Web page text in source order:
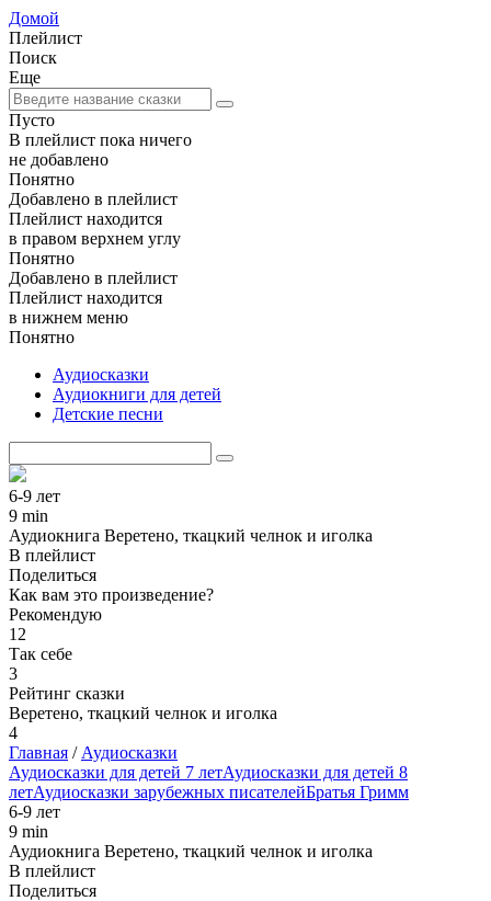
Домой
Плейлист
Поиск
Еще
Пусто
В плейлист пока ничего
не добавлено
Понятно
Добавлено в плейлист
Плейлист находится
в правом верхнем углу
Понятно
Добавлено в плейлист
Плейлист находится
в нижнем меню
Понятно
Аудиосказки
Аудиокниги для детей
Детские песни
6-9 лет
9 min
Аудиокнига Веретено, ткацкий челнок и иголка
В плейлист
Поделиться
Как вам это произведение?
Рекомендую
12
Так себе
3
Рейтинг сказки
Веретено, ткацкий челнок и иголка
4
Главная / Аудиосказки
Аудиосказки для детей 7 летАудиосказки для детей 8
летАудиосказки зарубежных писателейБратья Гримм
6-9 лет
9 min
Аудиокнига Веретено, ткацкий челнок и иголка
В плейлист
Поделиться